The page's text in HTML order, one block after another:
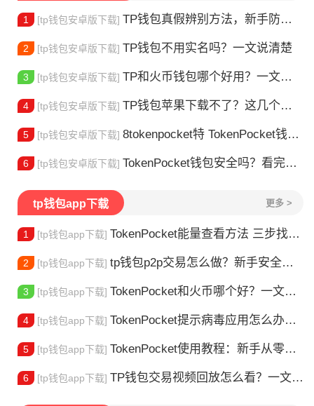
1 [tp钱包安卓版下载] TP钱包真假辨别方法，新手防骗指南
2 [tp钱包安卓版下载] TP钱包不用实名吗？一文说清楚
3 [tp钱包安卓版下载] TP和火币钱包哪个好用？一文帮你选对加密钱包
4 [tp钱包安卓版下载] TP钱包苹果下载不了？这几个原因你得知道
5 [tp钱包安卓版下载] 8tokenpocket特 TokenPocket钱包特色功能详解，新手老手都该知道
6 [tp钱包安卓版下载] TokenPocket钱包安全吗？看完这篇你就懂了
tp钱包app下载 更多 >
1 [tp钱包app下载] TokenPocket能量查看方法 三步找到TRX能量余额
2 [tp钱包app下载] tp钱包p2p交易怎么做？新手安全指南
3 [tp钱包app下载] TokenPocket和火币哪个好？一文帮你理清选择
4 [tp钱包app下载] TokenPocket提示病毒应用怎么办？原因全解析
5 [tp钱包app下载] TokenPocket使用教程：新手从零学会钱包操作
6 [tp钱包app下载] TP钱包交易视频回放怎么看？一文教你轻松找回